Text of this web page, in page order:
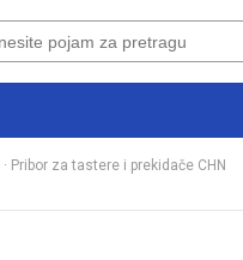
· Pribor za tastere i prekidače CHN